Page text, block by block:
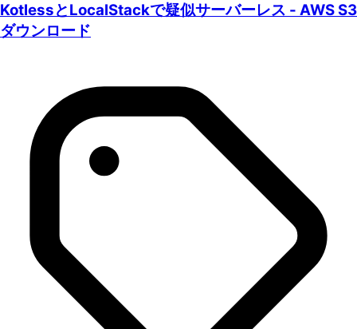
KotlessとLocalStackで疑似サーバーレス - AWS S3
ダウンロード